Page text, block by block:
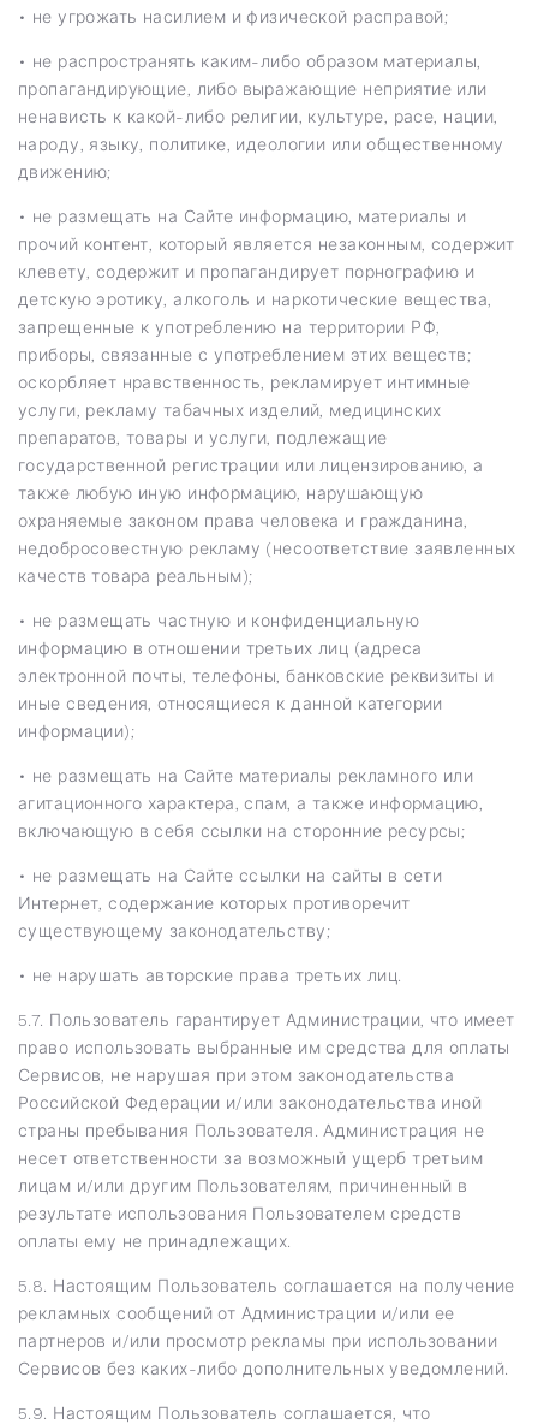
• не угрожать насилием и физической расправой;
• не распространять каким-либо образом материалы,
пропагандирующие, либо выражающие неприятие или
ненависть к какой-либо религии, культуре, расе, нации,
народу, языку, политике, идеологии или общественному
движению;
• не размещать на Сайте информацию, материалы и
прочий контент, который является незаконным, содержит
клевету, содержит и пропагандирует порнографию и
детскую эротику, алкоголь и наркотические вещества,
запрещенные к употреблению на территории РФ,
приборы, связанные с употреблением этих веществ;
оскорбляет нравственность, рекламирует интимные
услуги, рекламу табачных изделий, медицинских
препаратов, товары и услуги, подлежащие
государственной регистрации или лицензированию, а
также любую иную информацию, нарушающую
охраняемые законом права человека и гражданина,
недобросовестную рекламу (несоответствие заявленных
качеств товара реальным);
• не размещать частную и конфиденциальную
информацию в отношении третьих лиц (адреса
электронной почты, телефоны, банковские реквизиты и
иные сведения, относящиеся к данной категории
информации);
• не размещать на Сайте материалы рекламного или
агитационного характера, спам, а также информацию,
включающую в себя ссылки на сторонние ресурсы;
• не размещать на Сайте ссылки на сайты в сети
Интернет, содержание которых противоречит
существующему законодательству;
• не нарушать авторские права третьих лиц.
5.7. Пользователь гарантирует Администрации, что имеет
право использовать выбранные им средства для оплаты
Сервисов, не нарушая при этом законодательства
Российской Федерации и/или законодательства иной
страны пребывания Пользователя. Администрация не
несет ответственности за возможный ущерб третьим
лицам и/или другим Пользователям, причиненный в
результате использования Пользователем средств
оплаты ему не принадлежащих.
5.8. Настоящим Пользователь соглашается на получение
рекламных сообщений от Администрации и/или ее
партнеров и/или просмотр рекламы при использовании
Сервисов без каких-либо дополнительных уведомлений.
5.9. Настоящим Пользователь соглашается, что